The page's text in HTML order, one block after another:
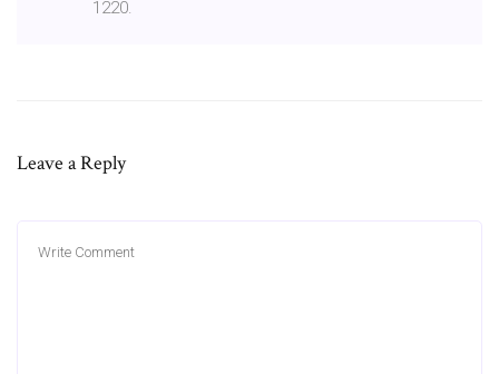
1220.
Leave a Reply